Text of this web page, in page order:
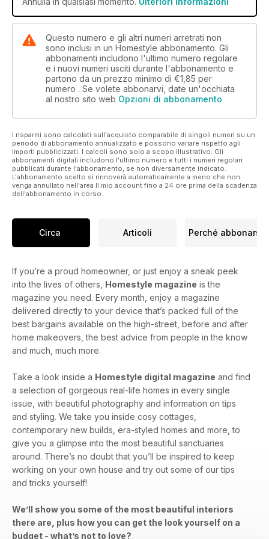
Questo numero e gli altri numeri arretrati non
sono inclusi in un Homestyle abbonamento. Gli
abbonamenti includono l'ultimo numero regolare
e i nuovi numeri usciti durante l'abbonamento e
partono da un prezzo minimo di €1,85 per
numero . Se volete abbonarvi, date un'occhiata
al nostro sito web Opzioni di abbonamento
I risparmi sono calcolati sull'acquisto comparabile di singoli numeri su un
periodo di abbonamento annualizzato e possono variare rispetto agli
importi pubblicizzati. I calcoli sono solo a scopo illustrativo. Gli
abbonamenti digitali includono l'ultimo numero e tutti i numeri regolari
pubblicati durante l'abbonamento, se non diversamente indicato.
L'abbonamento scelto si rinnoverà automaticamente a meno che non
venga annullato nell'area Il mio account fino a 24 ore prima della scadenza
dell'abbonamento in corso.
Circa Articoli Perché abbonarsi
If you’re a proud homeowner, or just enjoy a sneak peek
into the lives of others, Homestyle magazine is the
magazine you need. Every month, enjoy a magazine
delivered directly to your device that’s packed full of the
best bargains available on the high-street, before and after
home makeovers, the best advice from people in the know
and much, much more.
Take a look inside a Homestyle digital magazine and find
a selection of gorgeous real-life homes in every single
issue, with beautiful photography and information on tips
and styling. We take you inside cosy cottages,
contemporary new builds, era-styled homes and more, to
give you a glimpse into the most beautiful sanctuaries
around. There’s no doubt that you’ll be inspired to keep
working on your own house and try out some of our tips
and tricks yourself!
We’ll show you some of the most beautiful interiors
there are, plus how you can get the look yourself on a
budget - what’s not to love?